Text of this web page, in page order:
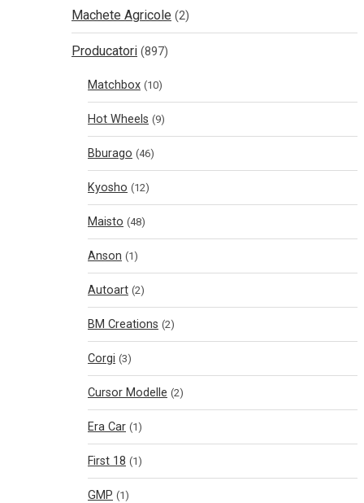
Machete Agricole (2)
Producatori (897)
Matchbox (10)
Hot Wheels (9)
Bburago (46)
Kyosho (12)
Maisto (48)
Anson (1)
Autoart (2)
BM Creations (2)
Corgi (3)
Cursor Modelle (2)
Era Car (1)
First 18 (1)
GMP (1)